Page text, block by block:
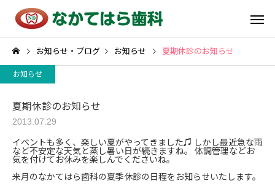
お知らせ・ブログ お知らせ 夏期休診のお知らせ
お知らせ
夏期休診のお知らせ
2013.07.29
イベントも多く、楽しい夏がやってきました♫ しかし最近急な雨
など不安定な天気と蒸し暑い日が続きますね。 体調管理などお
気を付けてお休みを楽しんでくださいね。
来月のなかてはら歯科の夏季休診の日程をお知らせいたします。